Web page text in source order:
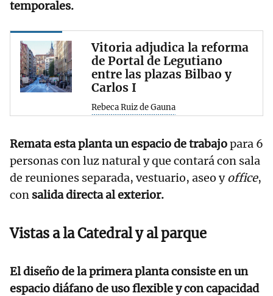
temporales.
Vitoria adjudica la reforma
de Portal de Legutiano
entre las plazas Bilbao y
Carlos I
Rebeca Ruiz de Gauna
Remata esta planta un espacio de trabajopara 6
personas con luz natural y que contará con sala
de reuniones separada, vestuario, aseo yoffice,
con salida directa al exterior.
Vistas a la Catedral y al parque
El diseño de la primera planta consiste en un
espacio diáfano de uso flexible y con capacidad